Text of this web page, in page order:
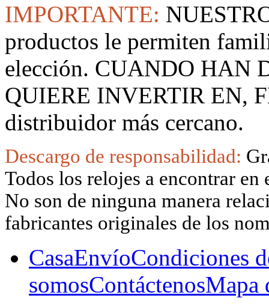
IMPORTANTE:
productos le permiten
elección. CUANDO HAN
QUIERE INVERTIR EN,
distribuidor más cercano.
Descargo de responsabilidad:
Todos los relojes a encontrar
No son de ninguna manera
fabricantes originales de los
CasaEnvíoCondiciones
somosContáctenosMapa